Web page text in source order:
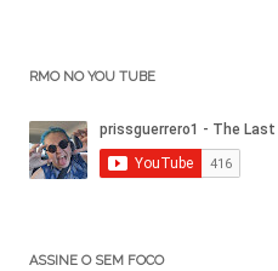
RMO NO YOU TUBE
ASSINE O SEM FOCO